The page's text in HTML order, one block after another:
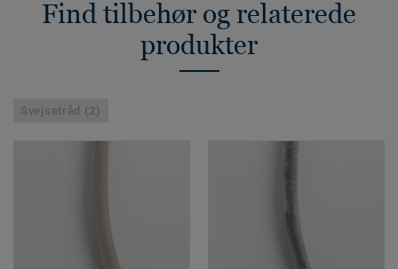
Find tilbehør og relaterede
produkter
Svejsetråd (2)